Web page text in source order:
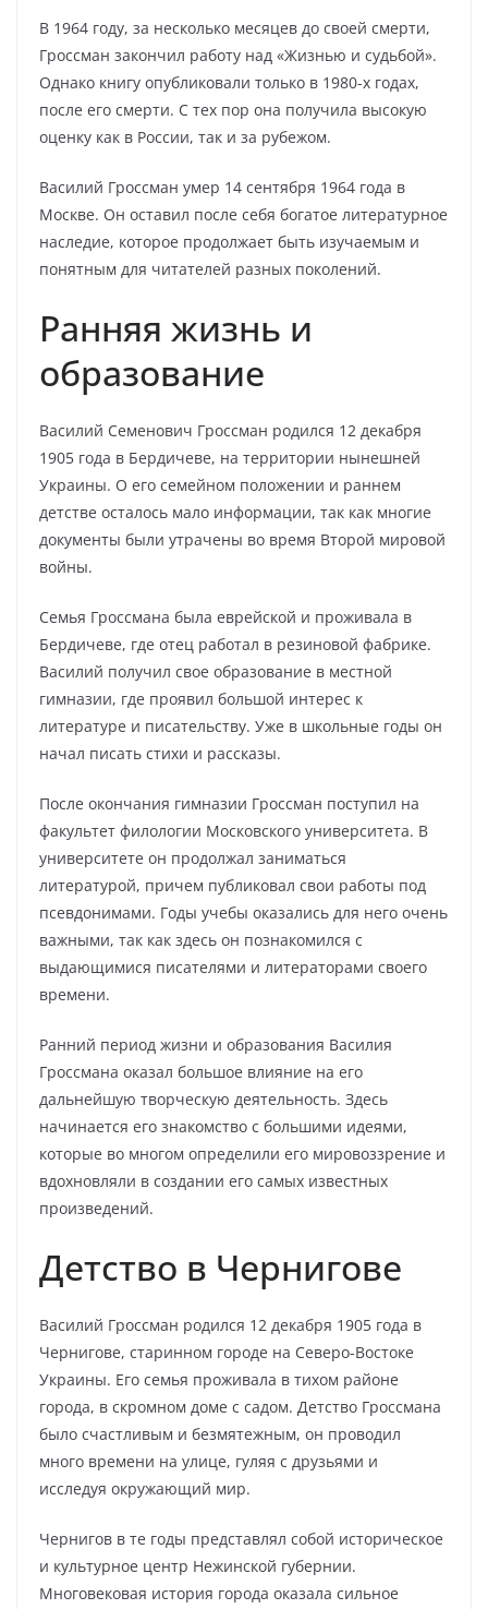
В 1964 году, за несколько месяцев до своей смерти,
Гроссман закончил работу над «Жизнью и судьбой».
Однако книгу опубликовали только в 1980-х годах,
после его смерти. С тех пор она получила высокую
оценку как в России, так и за рубежом.
Василий Гроссман умер 14 сентября 1964 года в
Москве. Он оставил после себя богатое литературное
наследие, которое продолжает быть изучаемым и
понятным для читателей разных поколений.
Ранняя жизнь и
образование
Василий Семенович Гроссман родился 12 декабря
1905 года в Бердичеве, на территории нынешней
Украины. О его семейном положении и раннем
детстве осталось мало информации, так как многие
документы были утрачены во время Второй мировой
войны.
Семья Гроссмана была еврейской и проживала в
Бердичеве, где отец работал в резиновой фабрике.
Василий получил свое образование в местной
гимназии, где проявил большой интерес к
литературе и писательству. Уже в школьные годы он
начал писать стихи и рассказы.
После окончания гимназии Гроссман поступил на
факультет филологии Московского университета. В
университете он продолжал заниматься
литературой, причем публиковал свои работы под
псевдонимами. Годы учебы оказались для него очень
важными, так как здесь он познакомился с
выдающимися писателями и литераторами своего
времени.
Ранний период жизни и образования Василия
Гроссмана оказал большое влияние на его
дальнейшую творческую деятельность. Здесь
начинается его знакомство с большими идеями,
которые во многом определили его мировоззрение и
вдохновляли в создании его самых известных
произведений.
Детство в Чернигове
Василий Гроссман родился 12 декабря 1905 года в
Чернигове, старинном городе на Северо-Востоке
Украины. Его семья проживала в тихом районе
города, в скромном доме с садом. Детство Гроссмана
было счастливым и безмятежным, он проводил
много времени на улице, гуляя с друзьями и
исследуя окружающий мир.
Чернигов в те годы представлял собой историческое
и культурное центр Нежинской губернии.
Многовековая история города оказала сильное